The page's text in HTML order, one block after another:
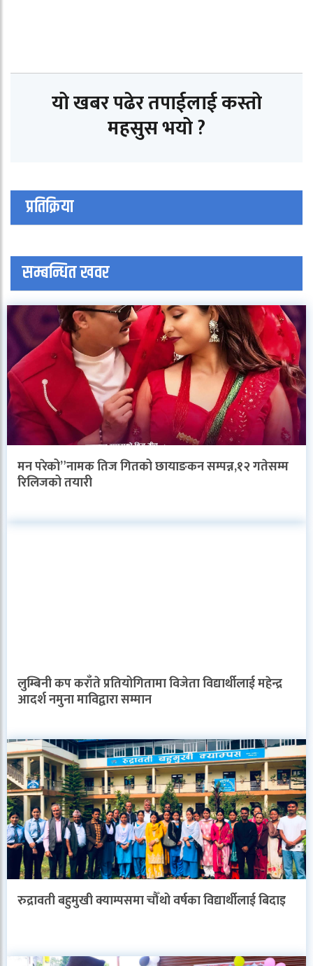
यो खबर पढेर तपाईलाई कस्तो
महसुस भयो ?
प्रतिक्रिया
सम्बन्धित खवर
मन परेको”नामक तिज गितको छायाङकन सम्पन्न,१२ गतेसम्म
रिलिजको तयारी
लुम्बिनी कप कराँते प्रतियोगितामा विजेता विद्यार्थीलाई महेन्द्र
आदर्श नमुना माविद्वारा सम्मान
रुद्रावती बहुमुखी क्याम्पसमा चौँथो वर्षका विद्यार्थीलाई बिदाइ